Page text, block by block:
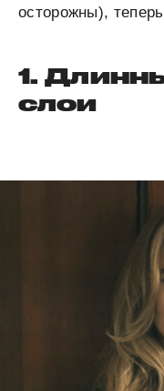
осторожны),
1.
слои